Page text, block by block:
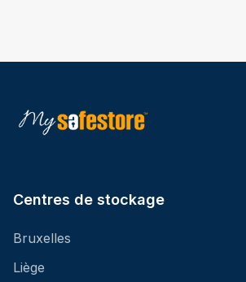
Centres de stockage
Bruxelles
Liège